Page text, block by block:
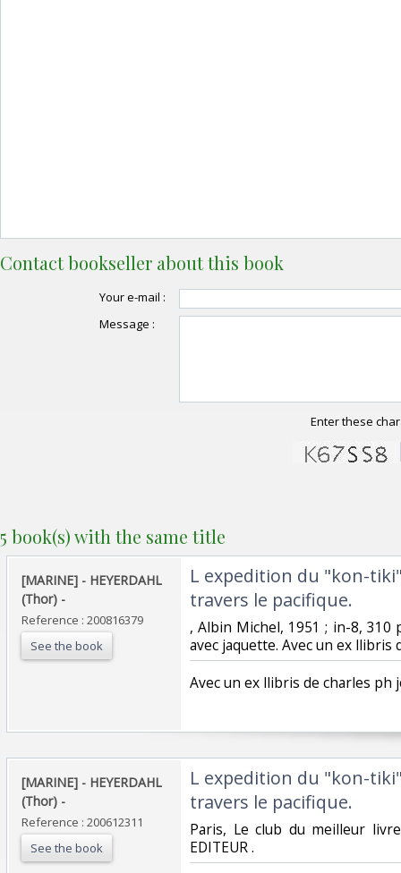
Contact bookseller about this book
Your e-mail :
Message :
Enter these
5 book(s) with the same title
‎[MARINE] - HEYERDAHL
(Thor) - ‎
Reference : 200816379
See the book
‎L expedition du "kon-
travers le pacifique. ‎
‎, Albin Michel, 1951 ; in-8,
avec jaquette. Avec un ex
‎Avec un ex llibris de charles ph
‎[MARINE] - HEYERDAHL
(Thor) - ‎
Reference : 200612311
See the book
‎L expedition du "kon-
travers le pacifique. ‎
‎Paris, Le club du meilleur
EDITEUR .‎